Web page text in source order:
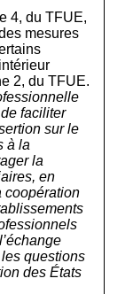
4, du TFUE,
mesures
2, du TFUE.
faciliter
sur le
à la
la
en
coopération
les questions
des États